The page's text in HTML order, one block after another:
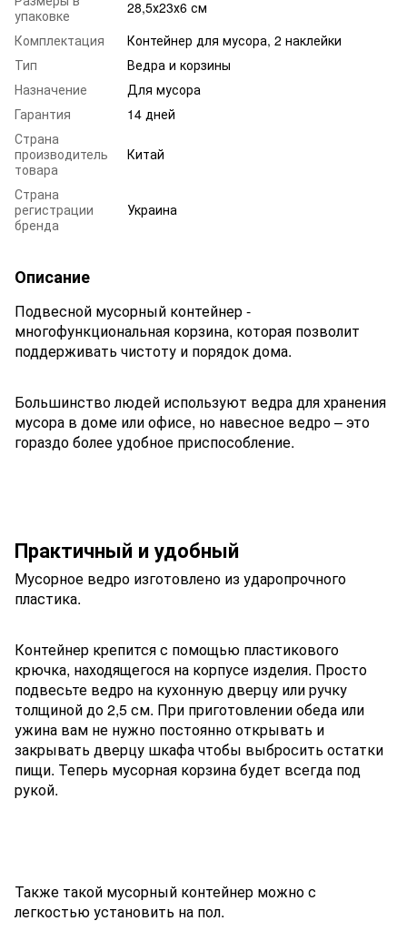
упаковке
28,5х23х6 см
Комплектация
Контейнер для мусора, 2 наклейки
Тип
Ведра и корзины
Назначение
Для мусора
Гарантия
14 дней
Страна
производитель
товара
Китай
Страна
регистрации
бренда
Украина
Описание
Подвесной мусорный контейнер -
многофункциональная корзина, которая позволит
поддерживать чистоту и порядок дома.
Большинство людей используют ведра для хранения
мусора в доме или офисе, но навесное ведро – это
гораздо более удобное приспособление.
Практичный и удобный
Мусорное ведро изготовлено из ударопрочного
пластика.
Контейнер крепится с помощью пластикового
крючка, находящегося на корпусе изделия. Просто
подвесьте ведро на кухонную дверцу или ручку
толщиной до 2,5 см. При приготовлении обеда или
ужина вам не нужно постоянно открывать и
закрывать дверцу шкафа чтобы выбросить остатки
пищи. Теперь мусорная корзина будет всегда под
рукой.
Также такой мусорный контейнер можно с
легкостью установить на пол.